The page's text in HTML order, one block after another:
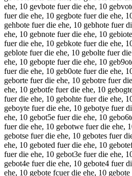
ehe, 10 gevbote fuer die ehe, 10
fuer die ehe, 10 gegbote fuer die ehe,
gehbote fuer die ehe, 10 gebhote fuer
ehe, 10 gebnote fuer die ehe, 10
fuer die ehe, 10 gebkote fuer die ehe,
geblote fuer die ehe, 10 gebolte fuer
ehe, 10 gebopte fuer die ehe, 10
fuer die ehe, 10 geb0ote fuer die ehe,
geborte fuer die ehe, 10 gebotre fuer
ehe, 10 gebotfe fuer die ehe, 10
fuer die ehe, 10 gebohte fuer die ehe,
geboyte fuer die ehe, 10 gebotye fuer
ehe, 10 gebot5e fuer die ehe, 10
fuer die ehe, 10 gebotwe fuer die ehe,
gebotse fuer die ehe, 10 gebotes fuer
ehe, 10 geboted fuer die ehe, 10
fuer die ehe, 10 gebot3e fuer die ehe,
gebot4e fuer die ehe, 10 gebote4 fuer
ehe, 10 gebote fcuer die ehe, 10